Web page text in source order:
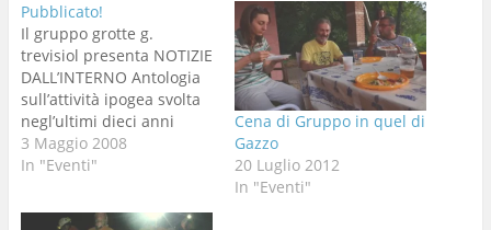
Pubblicato!
Il gruppo grotte g.
trevisiol presenta NOTIZIE
DALL’INTERNO Antologia
sull’attività ipogea svolta
negl’ultimi dieci anni
(1997-2007) esplora!!
3 Maggio 2008
In "Eventi"
Cena di Gruppo in quel di
Gazzo
20 Luglio 2012
In "Eventi"